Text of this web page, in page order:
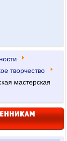
творчество
мастерская